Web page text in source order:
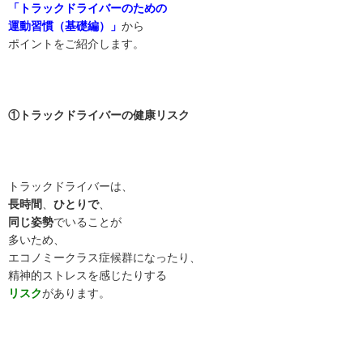
「トラックドライバーのための
運動習慣（基礎編）」 から
ポイントをご紹介します。
①トラックドライバーの健康リスク
トラックドライバーは、
長時間 、 ひとりで、
同じ姿勢でいることが
多いため、
エコノミークラス症候群になったり、
精神的ストレスを感じたりする
リスクがあります。